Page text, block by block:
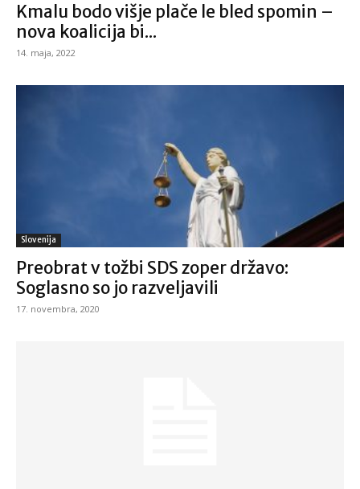
Kmalu bodo višje plače le bled spomin –
nova koalicija bi...
14. maja, 2022
Slovenija
Preobrat v tožbi SDS zoper državo:
Soglasno so jo razveljavili
17. novembra, 2020